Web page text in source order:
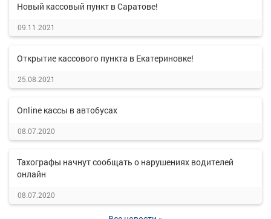
Новый кассовый пункт в Саратове!
09.11.2021
Открытие кассового пункта в Екатериновке!
25.08.2021
Online кассы в автобусах
08.07.2020
Тахографы начнут сообщать о нарушениях водителей
онлайн
08.07.2020